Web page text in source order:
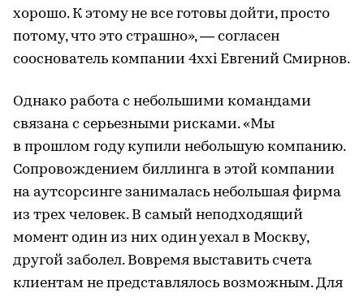
хорошо. К этому не все готовы дойти, просто
потому, что это страшно», — согласен
сооснователь компании 4xxi Евгений Смирнов.
Однако работа с небольшими командами
связана с серьезными рисками. «Мы
в прошлом году купили небольшую компанию.
Сопровождением биллинга в этой компании
на аутсорсинге занималась небольшая фирма
из трех человек. В самый неподходящий
момент один из них один уехал в Москву,
другой заболел. Вовремя выставить счета
клиентам не представлялось возможным. Для